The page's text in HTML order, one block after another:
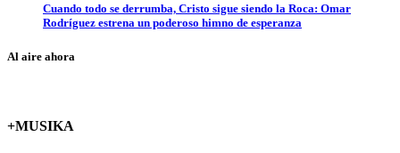
Cuando todo se derrumba, Cristo sigue siendo la Roca: Omar
Rodríguez estrena un poderoso himno de esperanza
Al aire ahora
+MUSIKA